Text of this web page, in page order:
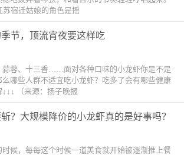
宿迁姑娘的角色是摇
节，顶流宵夜要这样吃
蒜蓉、十三香……面对各种口味的小龙虾你是不是
哪些人群不适宜吃小龙虾？吃多了会有哪些健康
（来源：扬子晚报
？大规模降价的小龙虾真的是好事吗？
候，每每这个时候一道美食就开始被逐渐推上餐